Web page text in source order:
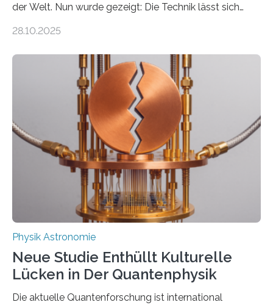
der Welt. Nun wurde gezeigt: Die Technik lässt sich
fundamentalen Physik nachzugehen. Thorium-
Messungen verwenden. Das hatte man jahrzehntelang
vermutet, weltweit war nach den passenden
Atomkern-Zuständen gesucht worden, 2024 gelang
einem Team der TU Wien mit Unterstützung
internationaler Partner der entscheidende Durchbruch:
Der lange diskutierte Thorium-Kernübergang wurde
gefunden. Kurz darauf konnte man zeigen, dass sich
Thorium tatsächlich nutzen lässt, um hochpräzise…
28.10.2025
Physik Astronomie
Neue Studie Enthüllt Kulturelle
Lücken in Der Quantenphysik
Die aktuelle Quantenforschung ist international